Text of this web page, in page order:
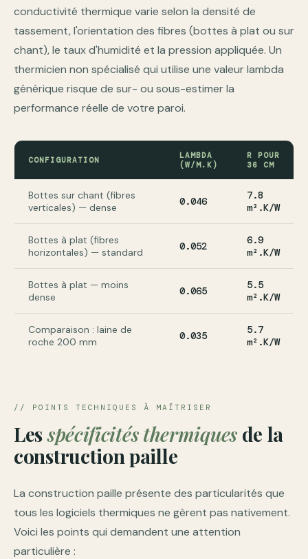
conductivité thermique varie selon la densité de
tassement, l'orientation des fibres (bottes à plat ou sur
chant), le taux d'humidité et la pression appliquée. Un
thermicien non spécialisé qui utilise une valeur lambda
générique risque de sur- ou sous-estimer la
performance réelle de votre paroi.
CONFIGURATION
LAMBDA
(W/M.K)
R POUR
36 CM
Bottes sur chant (fibres
verticales) — dense
0.046
7.8
m².K/W
Bottes à plat (fibres
horizontales) — standard
0.052
6.9
m².K/W
Bottes à plat — moins
dense
0.065
5.5
m².K/W
Comparaison : laine de
roche 200 mm
0.035
5.7
m².K/W
// POINTS TECHNIQUES À MAÎTRISER
Lesspécificités thermiquesde la
construction paille
La construction paille présente des particularités que
tous les logiciels thermiques ne gèrent pas nativement.
Voici les points qui demandent une attention
particulière :